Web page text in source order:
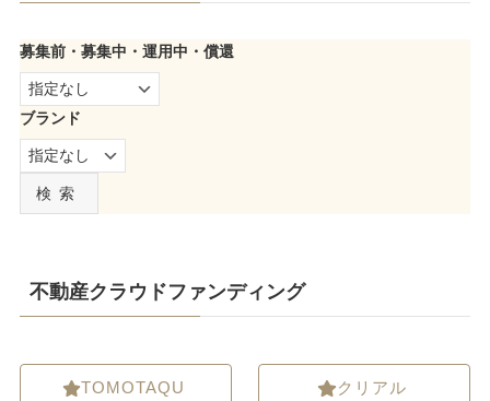
募集前・募集中・運用中・償還
ブランド
検索
不動産クラウドファンディング
TOMOTAQU クリアル